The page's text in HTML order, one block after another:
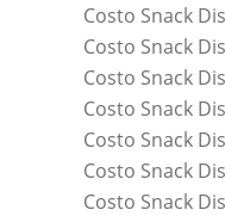
Costo Snack
Costo Snack
Costo Snack
Costo Snack
Costo Snack
Costo Snack
Costo Snack